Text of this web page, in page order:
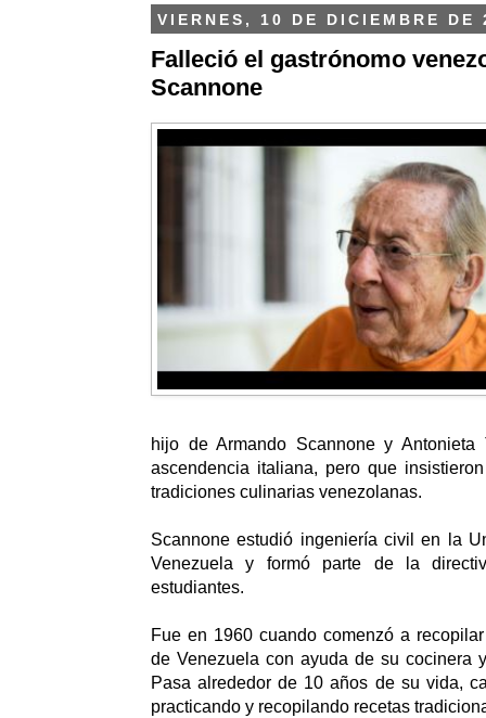
VIERNES, 10 DE DICIEMBRE DE
Falleció el gastrónomo
Scannone
hijo de Armando Scannone y Antonieta
ascendencia italiana, pero que
tradiciones culinarias venezolanas.
Scannone estudió ingeniería civil en la
Venezuela y formó parte de la
estudiantes.​
​Fue en 1960 cuando comenzó a
de Venezuela con ayuda de su cocinera
Pasa alrededor de 10 años de su vida,
practicando y recopilando recetas